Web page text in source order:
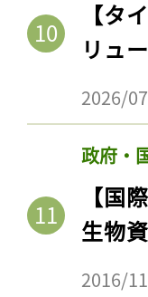
【タ
リュ
2026/
政府・
【国
生物
2016/